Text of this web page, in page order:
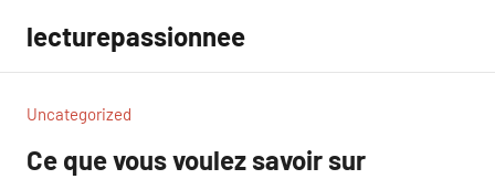
contenu
lecturepassionnee
Uncategorized
Ce que vous voulez savoir sur